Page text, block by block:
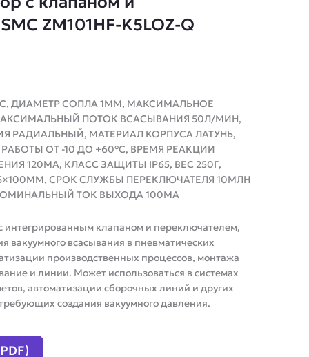
ZM101HF-K5LOZ-Q
ДИАМЕТР СОПЛА 1ММ, МАКСИМАЛЬНОЕ
ПОТОК ВСАСЫВАНИЯ 50Л/МИН,
РАДИАЛЬНЫЙ, МАТЕРИАЛ КОРПУСА ЛАТУНЬ,
ОТ -10 ДО +60°C, ВРЕМЯ РЕАКЦИИ
120МА, КЛАСС ЗАЩИТЫ IP65, ВЕС 250Г,
СРОК СЛУЖБЫ ПЕРЕКЛЮЧАТЕЛЯ 10МЛН
ТОК ВЫХОДА 100МА
интегрированным клапаном и переключателем,
вакуумного всасывания в пневматических
производственных процессов, монтажа
и линии. Может использоваться в системах
автоматизации сборочных линий и других
создания вакуумного давления.